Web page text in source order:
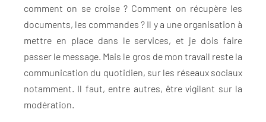
comment on se croise ? Comment on récupère les
documents, les commandes ? Il y a une organisation à
mettre en place dans le services, et je dois faire
passer le message. Mais le gros de mon travail reste la
communication du quotidien, sur les réseaux sociaux
notamment. Il faut, entre autres, être vigilant sur la
modération.